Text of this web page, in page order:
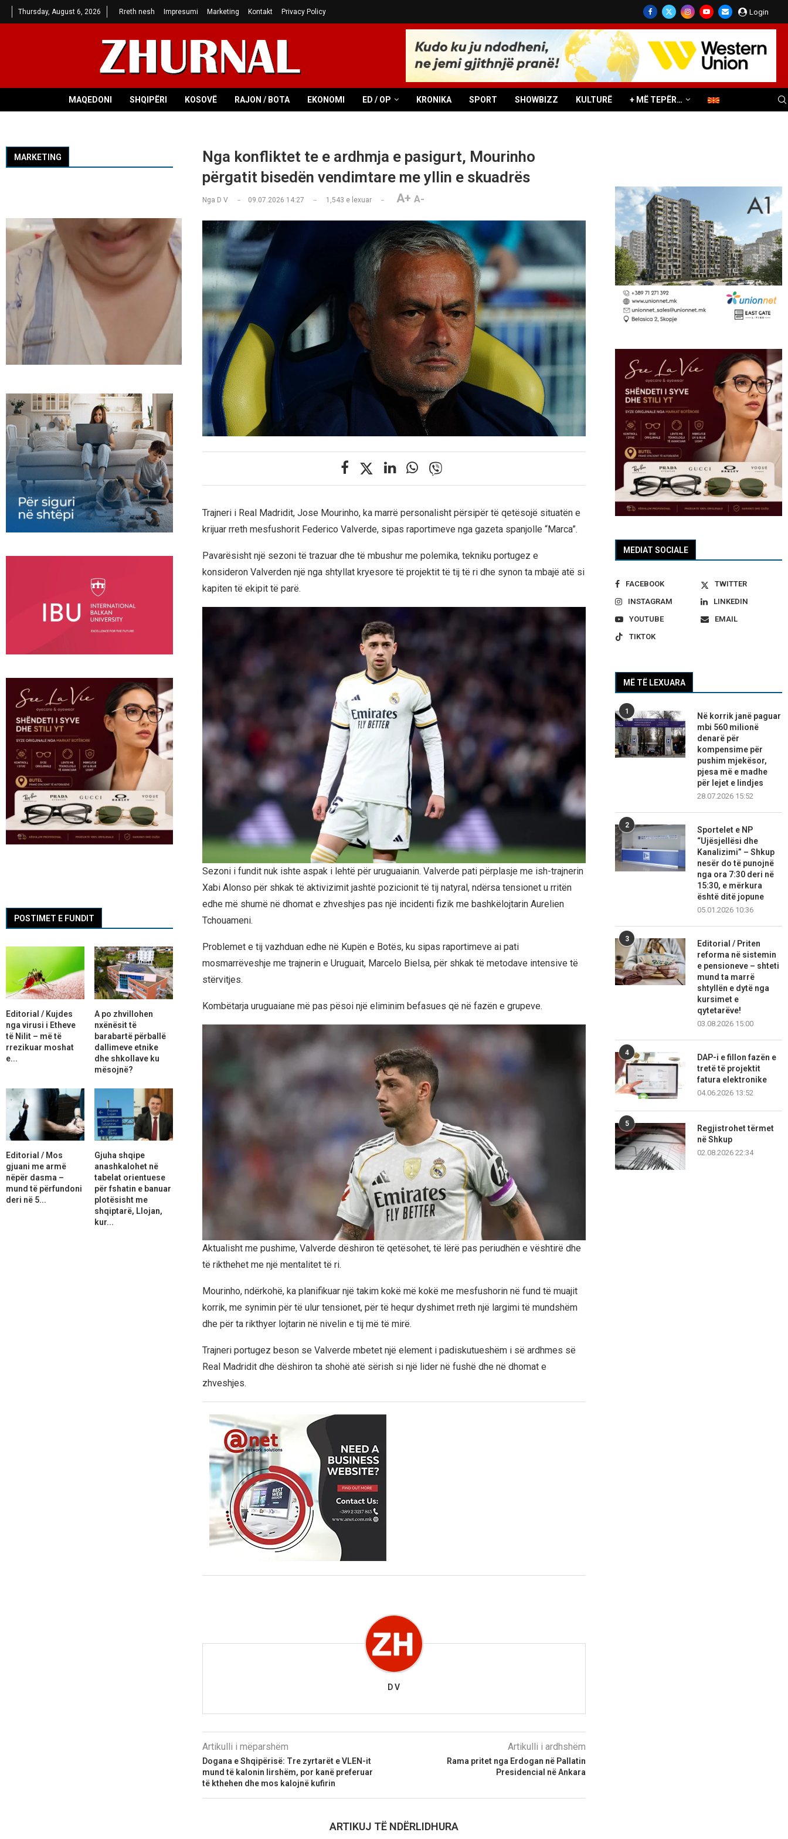
Thursday, August 6, 2026 Rreth nesh Impresumi Marketing Kontakt Privacy Policy Login
MAQEDONI SHQIPËRI KOSOVË RAJON / BOTA EKONOMI ED / OP KRONIKA SPORT SHOWBIZZ KULTURË + MË TEPËR…
Nga konfliktet te e ardhmja e pasigurt, Mourinho
përgatit bisedën vendimtare me yllin e skuadrës
Nga D V 09.07.2026 14:27 1,543 e lexuar A+ A-
Trajneri i Real Madridit, Jose Mourinho, ka marrë personalisht përsipër të qetësojë situatën e
krijuar rreth mesfushorit Federico Valverde, sipas raportimeve nga gazeta spanjolle “Marca”.
Pavarësisht një sezoni të trazuar dhe të mbushur me polemika, tekniku portugez e
konsideron Valverden një nga shtyllat kryesore të projektit të tij të ri dhe synon ta mbajë atë si
kapiten të ekipit të parë.
Sezoni i fundit nuk ishte aspak i lehtë për uruguaianin. Valverde pati përplasje me ish-trajnerin
Xabi Alonso për shkak të aktivizimit jashtë pozicionit të tij natyral, ndërsa tensionet u rritën
edhe më shumë në dhomat e zhveshjes pas një incidenti fizik me bashkëlojtarin Aurelien
Tchouameni.
Problemet e tij vazhduan edhe në Kupën e Botës, ku sipas raportimeve ai pati
mosmarrëveshje me trajnerin e Uruguait, Marcelo Bielsa, për shkak të metodave intensive të
stërvitjes.
Kombëtarja uruguaiane më pas pësoi një eliminim befasues që në fazën e grupeve.
Aktualisht me pushime, Valverde dëshiron të qetësohet, të lërë pas periudhën e vështirë dhe
të rikthehet me një mentalitet të ri.
Mourinho, ndërkohë, ka planifikuar një takim kokë më kokë me mesfushorin në fund të muajit
korrik, me synimin për të ulur tensionet, për të hequr dyshimet rreth një largimi të mundshëm
dhe për ta rikthyer lojtarin në nivelin e tij më të mirë.
Trajneri portugez beson se Valverde mbetet një element i padiskutueshëm i së ardhmes së
Real Madridit dhe dëshiron ta shohë atë sërish si një lider në fushë dhe në dhomat e
zhveshjes.
D V
Artikulli i mëparshëm
Dogana e Shqipërisë: Tre zyrtarët e VLEN-it
mund të kalonin lirshëm, por kanë preferuar
të kthehen dhe mos kalojnë kufirin
Artikulli i ardhshëm
Rama pritet nga Erdogan në Pallatin
Presidencial në Ankara
ARTIKUJ TË NDËRLIDHURA
MEDIAT SOCIALE
FACEBOOK
TWITTER
INSTAGRAM
LINKEDIN
YOUTUBE
EMAIL
TIKTOK
MË TË LEXUARA
1
Në korrik janë paguar
mbi 560 milionë
denarë për
kompensime për
pushim mjekësor,
pjesa më e madhe
për lejet e lindjes
28.07.2026 15:52
2
Sportelet e NP
“Ujësjellësi dhe
Kanalizimi” – Shkup
nesër do të punojnë
nga ora 7:30 deri në
15:30, e mërkura
është ditë jopune
05.01.2026 10:36
3
Editorial / Priten
reforma në sistemin
e pensioneve – shteti
mund ta marrë
shtyllën e dytë nga
kursimet e
qytetarëve!
03.08.2026 15:00
4
DAP-i e fillon fazën e
tretë të projektit
fatura elektronike
04.06.2026 13:52
5
Regjistrohet tërmet
në Shkup
02.08.2026 22:34
MARKETING
POSTIMET E FUNDIT
Editorial / Kujdes
nga virusi i Etheve
të Nilit – më të
rrezikuar moshat
e...
A po zhvillohen
nxënësit të
barabartë përballë
dallimeve etnike
dhe shkollave ku
mësojnë?
Editorial / Mos
gjuani me armë
nëpër dasma –
mund të përfundoni
deri në 5...
Gjuha shqipe
anashkalohet në
tabelat orientuese
për fshatin e banuar
plotësisht me
shqiptarë, Llojan,
kur...